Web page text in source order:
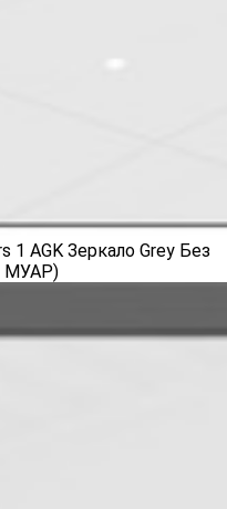
AGK Зеркало Grey Без
МУАР)